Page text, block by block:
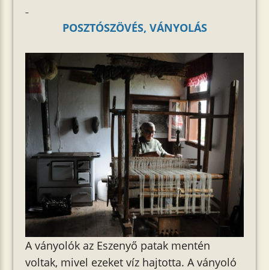
POSZTÓSZÖVÉS, VÁNYOLÁS
A ványolók az Eszenyő patak mentén
voltak, mivel ezeket víz hajtotta. A ványoló